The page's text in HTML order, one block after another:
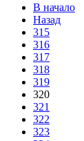
В начало
Назад
315
316
317
318
319
320
321
322
323